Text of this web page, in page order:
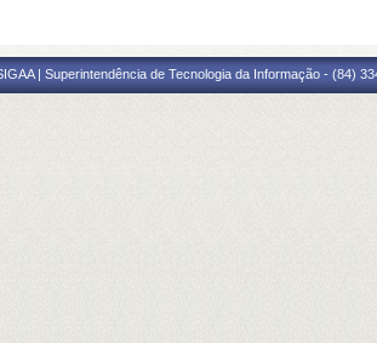
| Superintendência de Tecnologia da Informação - (84)